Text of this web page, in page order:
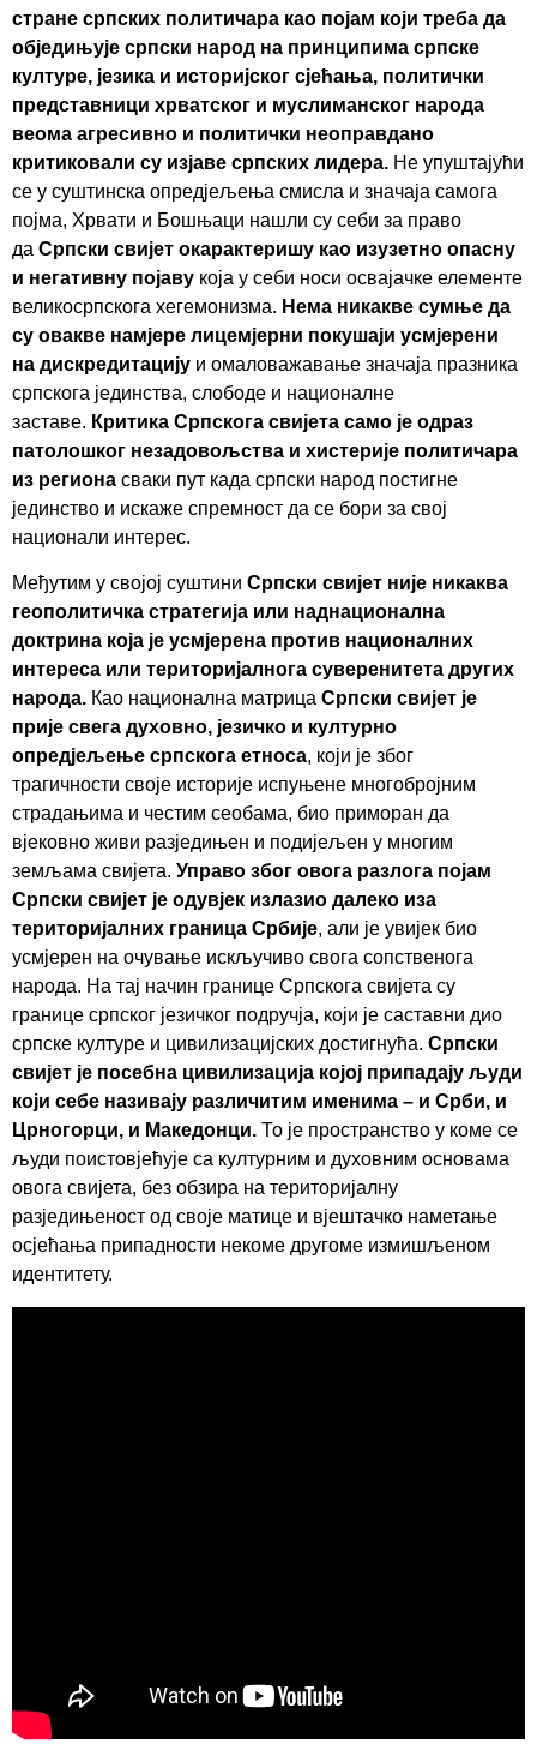
стране српских политичара као појам који треба да
обједињује српски народ на принципима српске
културе, језика и историјског сјећања, политички
представници хрватског и муслиманског народа
веома агресивно и политички неоправдано
критиковали су изјаве српских лидера. Не упуштајући
се у суштинска опредјељења смисла и значаја самога
појма, Хрвати и Бошњаци нашли су себи за право
да Српски свијет окарактеришу као изузетно опасну
и негативну појаву која у себи носи освајачке елементе
великосрпскога хегемонизма. Нема никакве сумње да
су овакве намјере лицемјерни покушаји усмјерени
на дискредитацију и омаловажавање значаја празника
српскога јединства, слободе и националне
заставе. Критика Српскога свијета само је одраз
патолошког незадовољства и хистерије политичара
из региона сваки пут када српски народ постигне
јединство и искаже спремност да се бори за свој
национали интерес.
Међутим у својој суштини Српски свијет није никаква
геополитичка стратегија или наднационална
доктрина која је усмјерена против националних
интереса или територијалнога суверенитета других
народа. Као национална матрица Српски свијет је
прије свега духовно, језичко и културно
опредјељење српскога етноса, који је због
трагичности своје историје испуњене многобројним
страдањима и честим сеобама, био приморан да
вјековно живи разједињен и подијељен у многим
земљама свијета. Управо због овога разлога појам
Српски свијет је одувјек излазио далеко иза
територијалних граница Србије, али је увијек био
усмјерен на очување искључиво свога сопственога
народа. На тај начин границе Српскога свијета су
границе српског језичког подручја, који је саставни дио
српске културе и цивилизацијских достигнућа. Српски
свијет је посебна цивилизација којој припадају људи
који себе називају различитим именима – и Срби, и
Црногорци, и Македонци. То је пространство у коме се
људи поистовјећује са културним и духовним основама
овога свијета, без обзира на територијалну
разједињеност од своје матице и вјештачко наметање
осјећања припадности некоме другоме измишљеном
идентитету.